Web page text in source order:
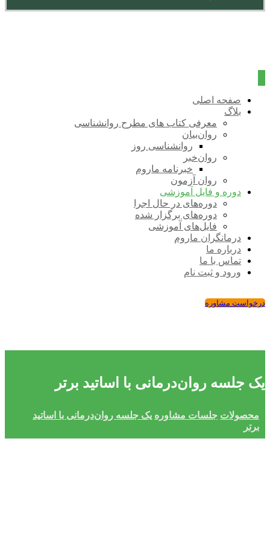
صفحه اصلی
بلاگ
معرفی کتاب های مطرح روانشناسی
روان‌بیان
روانشناسی روز
روان‌خبر
خبرنامه ماروم
روان آزمون
دوره و فایل آموزشی
دوره‌های در حال اجرا
دوره‌های برگزار شده
فایل‌های آموزشی
درمانگران ماروم
درباره ما
تماس با ما
ورود و ثبت نام
درخواست مشاوره
یک جلسه روان‌درمانی با اساتید برتر
محصولات جلسات مشاوره یک جلسه روان‌درمانی با اساتید
برتر